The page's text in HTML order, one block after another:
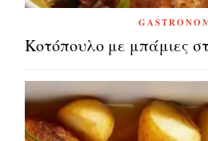
Κοτόπουλο με μπάμιες